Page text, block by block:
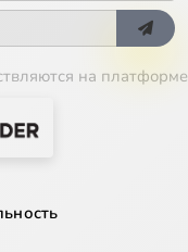
на платформе